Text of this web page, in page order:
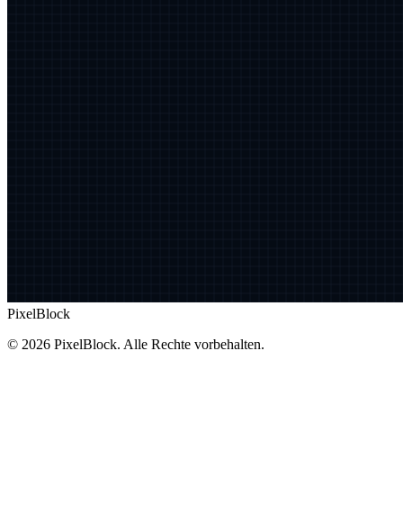
PixelBlock
© 2026 PixelBlock. Alle Rechte vorbehalten.